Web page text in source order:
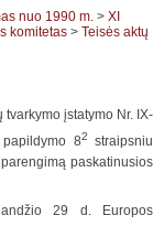
nuo 1990 m. > XI
komitetas > Teisės aktų
įstatymo Nr. IX-
82
straipsniu
paskatinusios
29 d. Europos